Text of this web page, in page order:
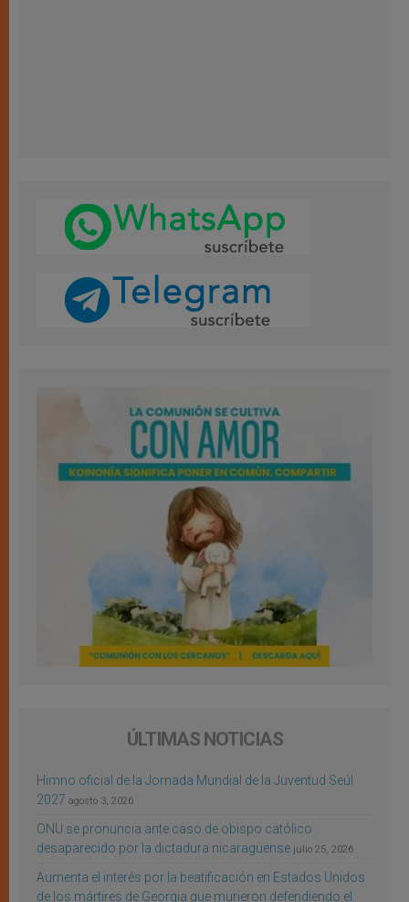
ÚLTIMAS NOTICIAS
Himno oficial de la Jornada Mundial de la Juventud Seúl
2027 agosto 3, 2026
ONU se pronuncia ante caso de obispo católico
desaparecido por la dictadura nicaragüense julio 25, 2026
Aumenta el interés por la beatificación en Estados Unidos
de los mártires de Georgia que murieron defendiendo el